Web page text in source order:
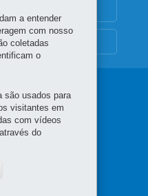
DO SUDOESTE
200 - Água Branca
a entender
com nosso
coletadas
o
são usados para
visitantes em
com vídeos
do